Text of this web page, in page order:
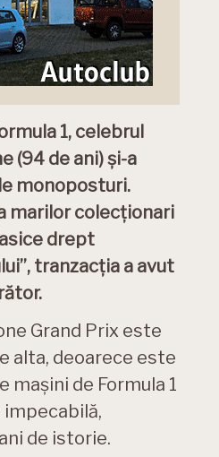
1, celebrul
(94 de ani) şi-a
monoposturi.
marilor colecționari
drept
tranzacția a avut
Grand Prix este
alta, deoarece este
mașini de Formula 1
de istorie.